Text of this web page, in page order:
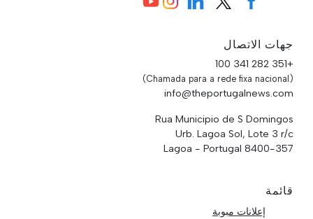
جهات الاتصال
+351 282 341 100
(Chamada para a rede fixa nacional)
info@theportugalnews.com
Rua Municipio de S Domingos
Urb. Lagoa Sol, Lote 3 r/c
8400-357 Lagoa - Portugal
قائمة
إعلانات مبوبة